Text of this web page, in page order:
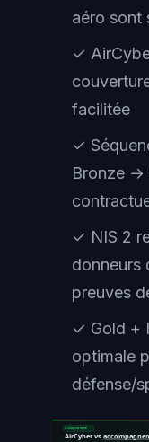
aéro sont
✓
facilitée
✓
Bronze →
✓ NIS 2
donneurs
preuves
✓ Gold +
optimale
défense/
CONFORMITÉ
AirCyber vs